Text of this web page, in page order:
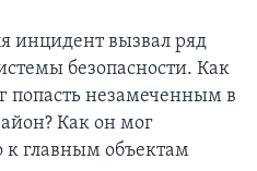
инцидент вызвал ряд
безопасности. Как
попасть незамеченным в
Как он мог
к главным объектам